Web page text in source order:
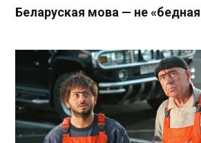
Беларуская мова — не